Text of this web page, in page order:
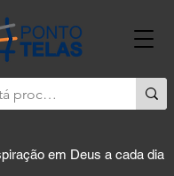
em Deus a cada dia